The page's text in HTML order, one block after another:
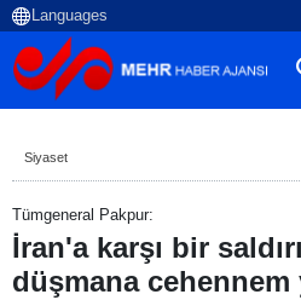
Siyaset
Tümgeneral Pakpur:
İran'a karşı bir
düşmana cehennem